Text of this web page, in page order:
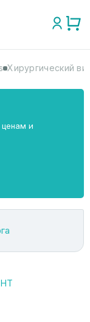
Хирургический
ценам и